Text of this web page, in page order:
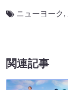
ニューヨーク ,
関連記事